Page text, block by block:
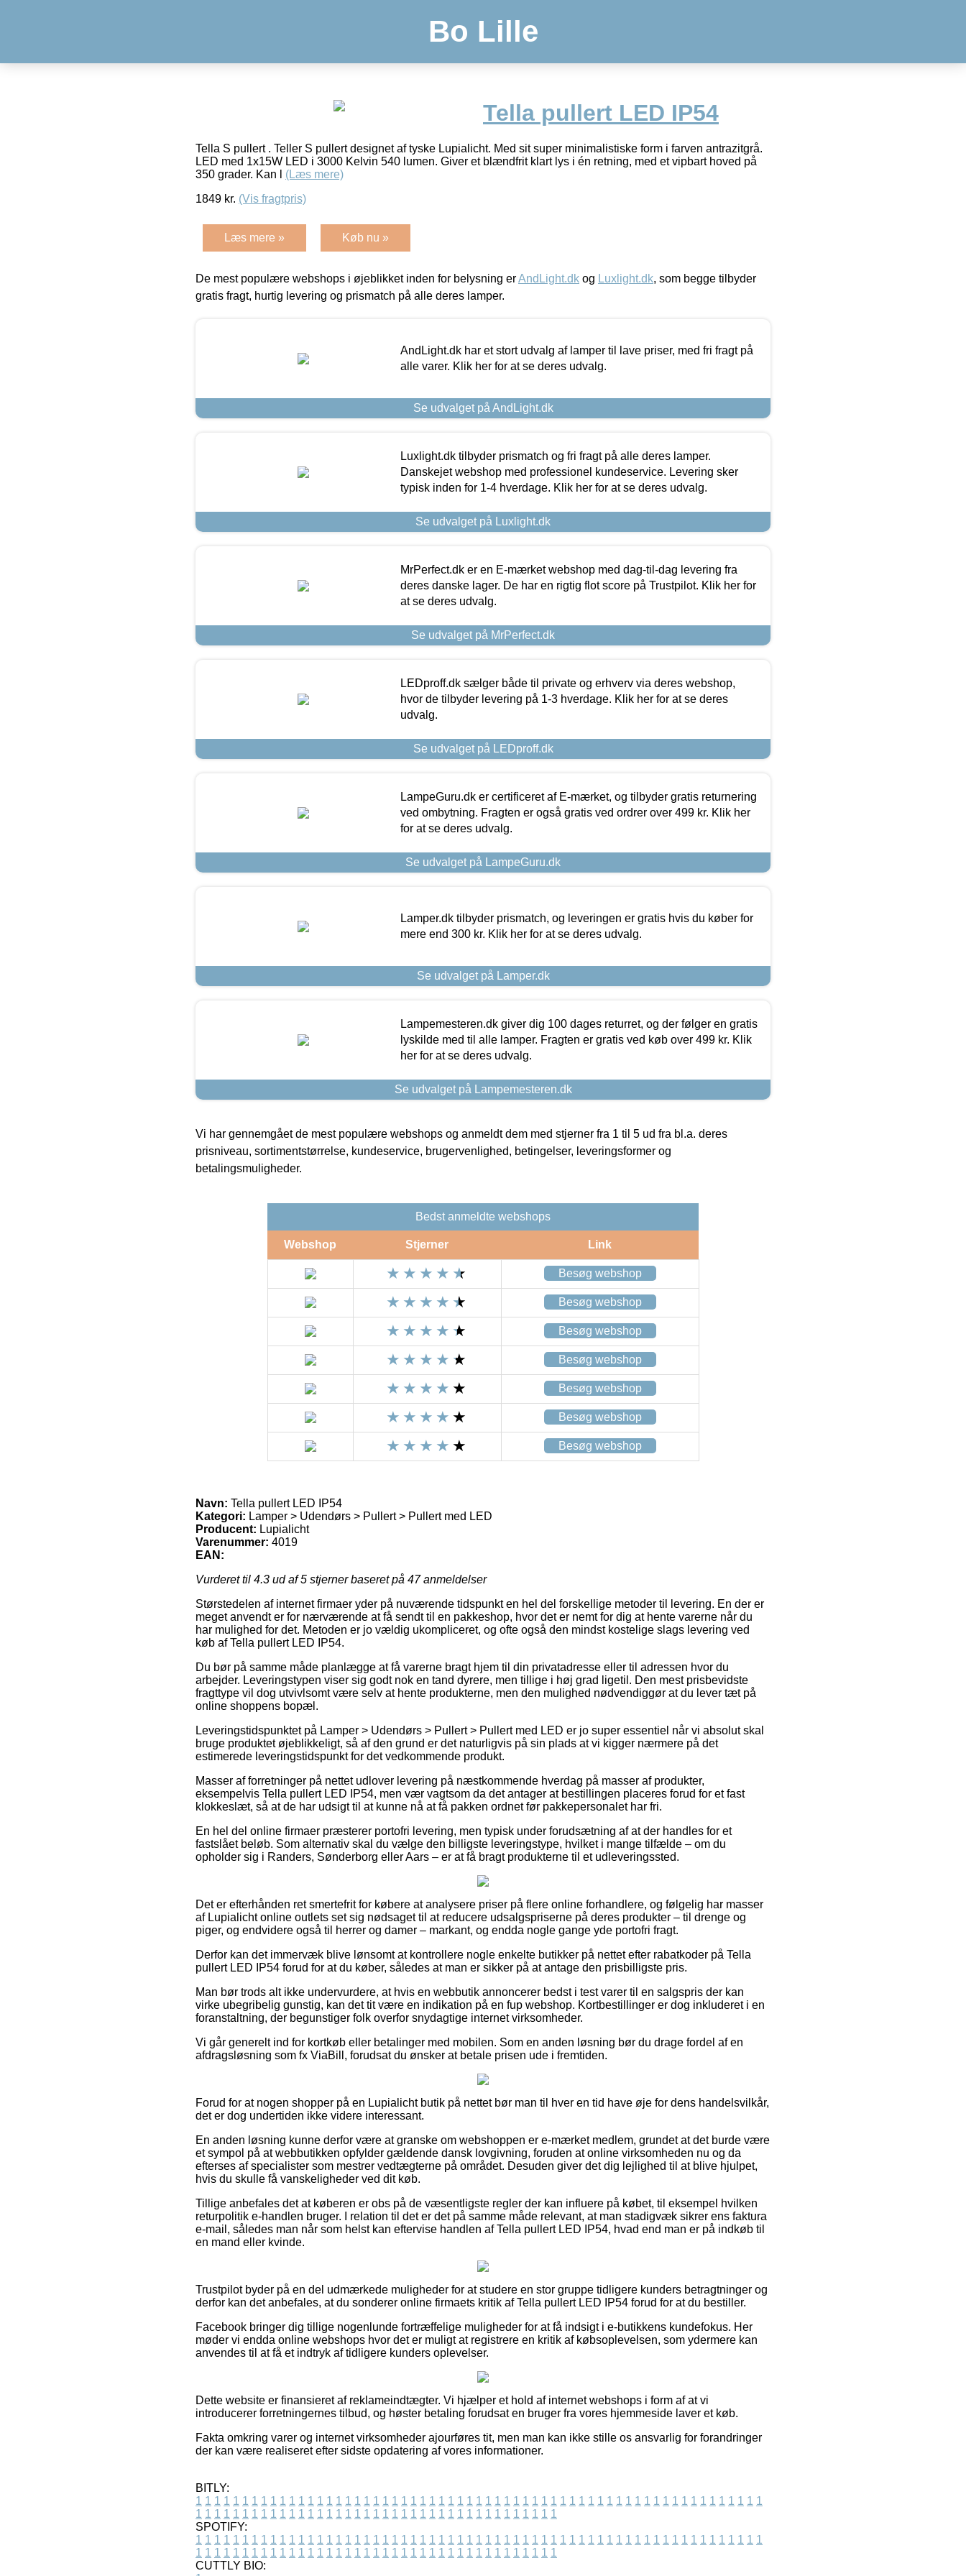
Bo Lille
Tella pullert LED IP54
Tella S pullert . Teller S pullert designet af tyske Lupialicht. Med sit super minimalistiske form i farven antrazitgrå.
LED med 1x15W LED i 3000 Kelvin 540 lumen. Giver et blændfrit klart lys i én retning, med et vipbart hoved på
350 grader. Kan l (Læs mere)
1849 kr. (Vis fragtpris)
Læs mere » Køb nu »
De mest populære webshops i øjeblikket inden for belysning erAndLight.dk og Luxlight.dk, som begge tilbyder
gratis fragt, hurtig levering og prismatch på alle deres lamper.
AndLight.dk har et stort udvalg af lamper til lave priser, med fri fragt på
alle varer. Klik her for at se deres udvalg.
Se udvalget på AndLight.dk
Luxlight.dk tilbyder prismatch og fri fragt på alle deres lamper.
Danskejet webshop med professionel kundeservice. Levering sker
typisk inden for 1-4 hverdage. Klik her for at se deres udvalg.
Se udvalget på Luxlight.dk
MrPerfect.dk er en E-mærket webshop med dag-til-dag levering fra
deres danske lager. De har en rigtig flot score på Trustpilot. Klik her for
at se deres udvalg.
Se udvalget på MrPerfect.dk
LEDproff.dk sælger både til private og erhverv via deres webshop,
hvor de tilbyder levering på 1-3 hverdage. Klik her for at se deres
udvalg.
Se udvalget på LEDproff.dk
LampeGuru.dk er certificeret af E-mærket, og tilbyder gratis returnering
ved ombytning. Fragten er også gratis ved ordrer over 499 kr. Klik her
for at se deres udvalg.
Se udvalget på LampeGuru.dk
Lamper.dk tilbyder prismatch, og leveringen er gratis hvis du køber for
mere end 300 kr. Klik her for at se deres udvalg.
Se udvalget på Lamper.dk
Lampemesteren.dk giver dig 100 dages returret, og der følger en gratis
lyskilde med til alle lamper. Fragten er gratis ved køb over 499 kr. Klik
her for at se deres udvalg.
Se udvalget på Lampemesteren.dk
Vi har gennemgået de mest populære webshops og anmeldt dem med stjerner fra 1 til 5 ud fra bl.a. deres
prisniveau, sortimentstørrelse, kundeservice, brugervenlighed, betingelser, leveringsformer og
betalingsmuligheder.
Bedst anmeldte webshops
Webshop Stjerner Link
Besøg webshop
Besøg webshop
Besøg webshop
Besøg webshop
Besøg webshop
Besøg webshop
Besøg webshop
Navn: Tella pullert LED IP54
Kategori: Lamper > Udendørs > Pullert > Pullert med LED
Producent: Lupialicht
Varenummer: 4019
EAN:
Vurderet til 4.3 ud af 5 stjerner baseret på 47anmeldelser
Størstedelen af internet firmaer yder på nuværende tidspunkt en hel del forskellige metoder til levering. En der er
meget anvendt er for nærværende at få sendt til en pakkeshop, hvor det er nemt for dig at hente varerne når du
har mulighed for det. Metoden er jo vældig ukompliceret, og ofte også den mindst kostelige slags levering ved
køb af Tella pullert LED IP54.
Du bør på samme måde planlægge at få varerne bragt hjem til din privatadresse eller til adressen hvor du
arbejder. Leveringstypen viser sig godt nok en tand dyrere, men tillige i høj grad ligetil. Den mest prisbevidste
fragttype vil dog utvivlsomt være selv at hente produkterne, men den mulighed nødvendiggør at du lever tæt på
online shoppens bopæl.
Leveringstidspunktet på Lamper > Udendørs > Pullert > Pullert med LED er jo super essentiel når vi absolut skal
bruge produktet øjeblikkeligt, så af den grund er det naturligvis på sin plads at vi kigger nærmere på det
estimerede leveringstidspunkt for det vedkommende produkt.
Masser af forretninger på nettet udlover levering på næstkommende hverdag på masser af produkter,
eksempelvis Tella pullert LED IP54, men vær vagtsom da det antager at bestillingen placeres forud for et fast
klokkeslæt, så at de har udsigt til at kunne nå at få pakken ordnet før pakkepersonalet har fri.
En hel del online firmaer præsterer portofri levering, men typisk under forudsætning af at der handles for et
fastslået beløb. Som alternativ skal du vælge den billigste leveringstype, hvilket i mange tilfælde – om du
opholder sig i Randers, Sønderborg eller Aars – er at få bragt produkterne til et udleveringssted.
Det er efterhånden ret smertefrit for købere at analysere priser på flere online forhandlere, og følgelig har masser
af Lupialicht online outlets set sig nødsaget til at reducere udsalgspriserne på deres produkter – til drenge og
piger, og endvidere også til herrer og damer – markant, og endda nogle gange yde portofri fragt.
Derfor kan det immervæk blive lønsomt at kontrollere nogle enkelte butikker på nettet efter rabatkoder på Tella
pullert LED IP54 forud for at du køber, således at man er sikker på at antage den prisbilligste pris.
Man bør trods alt ikke undervurdere, at hvis en webbutik annoncerer bedst i test varer til en salgspris der kan
virke ubegribelig gunstig, kan det tit være en indikation på en fup webshop. Kortbestillinger er dog inkluderet i en
foranstaltning, der begunstiger folk overfor snydagtige internet virksomheder.
Vi går generelt ind for kortkøb eller betalinger med mobilen. Som en anden løsning bør du drage fordel af en
afdragsløsning som fx ViaBill, forudsat du ønsker at betale prisen ude i fremtiden.
Forud for at nogen shopper på en Lupialicht butik på nettet bør man til hver en tid have øje for dens handelsvilkår,
det er dog undertiden ikke videre interessant.
En anden løsning kunne derfor være at granske om webshoppen er e-mærket medlem, grundet at det burde være
et sympol på at webbutikken opfylder gældende dansk lovgivning, foruden at online virksomheden nu og da
efterses af specialister som mestrer vedtægterne på området. Desuden giver det dig lejlighed til at blive hjulpet,
hvis du skulle få vanskeligheder ved dit køb.
Tillige anbefales det at køberen er obs på de væsentligste regler der kan influere på købet, til eksempel hvilken
returpolitik e-handlen bruger. I relation til det er det på samme måde relevant, at man stadigvæk sikrer ens faktura
e-mail, således man når som helst kan eftervise handlen af Tella pullert LED IP54, hvad end man er på indkøb til
en mand eller kvinde.
Trustpilot byder på en del udmærkede muligheder for at studere en stor gruppe tidligere kunders betragtninger og
derfor kan det anbefales, at du sonderer online firmaets kritik af Tella pullert LED IP54 forud for at du bestiller.
Facebook bringer dig tillige nogenlunde fortræffelige muligheder for at få indsigt i e-butikkens kundefokus. Her
møder vi endda online webshops hvor det er muligt at registrere en kritik af købsoplevelsen, som ydermere kan
anvendes til at få et indtryk af tidligere kunders oplevelser.
Dette website er finansieret af reklameindtægter. Vi hjælper et hold af internet webshops i form af at vi
introducerer forretningernes tilbud, og høster betaling forudsat en bruger fra vores hjemmeside laver et køb.
Fakta omkring varer og internet virksomheder ajourføres tit, men man kan ikke stille os ansvarlig for forandringer
der kan være realiseret efter sidste opdatering af vores informationer.
BITLY:
1 1 1 1 1 1 1 1 1 1 1 1 1 1 1 1 1 1 1 1 1 1 1 1 1 1 1 1 1 1 1 1 1 1 1 1 1 1 1 1 1 1 1 1 1 1 1 1 1 1 1 1 1 1 1 1 1 1 1 1 1
1 1 1 1 1 1 1 1 1 1 1 1 1 1 1 1 1 1 1 1 1 1 1 1 1 1 1 1 1 1 1 1 1 1 1 1 1 1 1
SPOTIFY:
1 1 1 1 1 1 1 1 1 1 1 1 1 1 1 1 1 1 1 1 1 1 1 1 1 1 1 1 1 1 1 1 1 1 1 1 1 1 1 1 1 1 1 1 1 1 1 1 1 1 1 1 1 1 1 1 1 1 1 1 1
1 1 1 1 1 1 1 1 1 1 1 1 1 1 1 1 1 1 1 1 1 1 1 1 1 1 1 1 1 1 1 1 1 1 1 1 1 1 1
CUTTLY BIO: